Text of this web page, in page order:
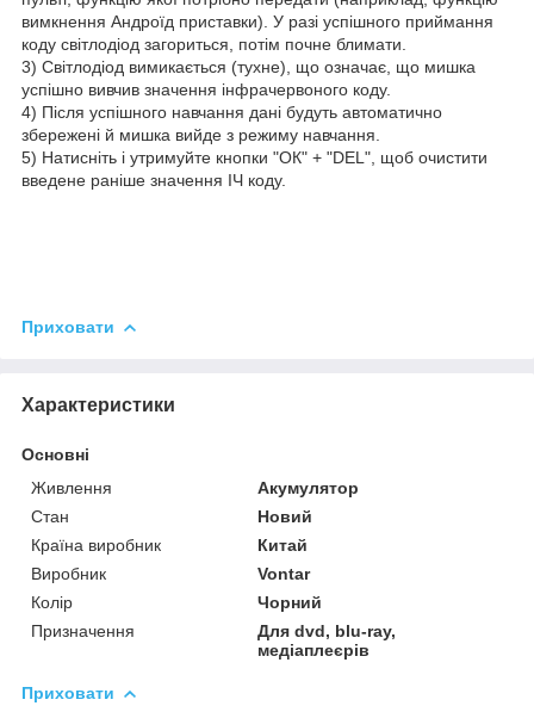
вимкнення Андроїд приставки). У разі успішного приймання
коду світлодіод загориться, потім почне блимати.
3) Світлодіод вимикається (тухне), що означає, що мишка
успішно вивчив значення інфрачервоного коду.
4) Після успішного навчання дані будуть автоматично
збережені й мишка вийде з режиму навчання.
5) Натисніть і утримуйте кнопки "ОК" + "DEL", щоб очистити
введене раніше значення ІЧ коду.
Приховати
Характеристики
Основні
Живлення
Акумулятор
Стан
Новий
Країна виробник
Китай
Виробник
Vontar
Колір
Чорний
Призначення
Для dvd, blu-ray,
медіаплеєрів
Приховати